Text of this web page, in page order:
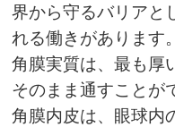
界から守るバリアと
れる働きがあります。
角膜実質は、最も厚
そのまま通すことが
角膜内皮は、眼球内